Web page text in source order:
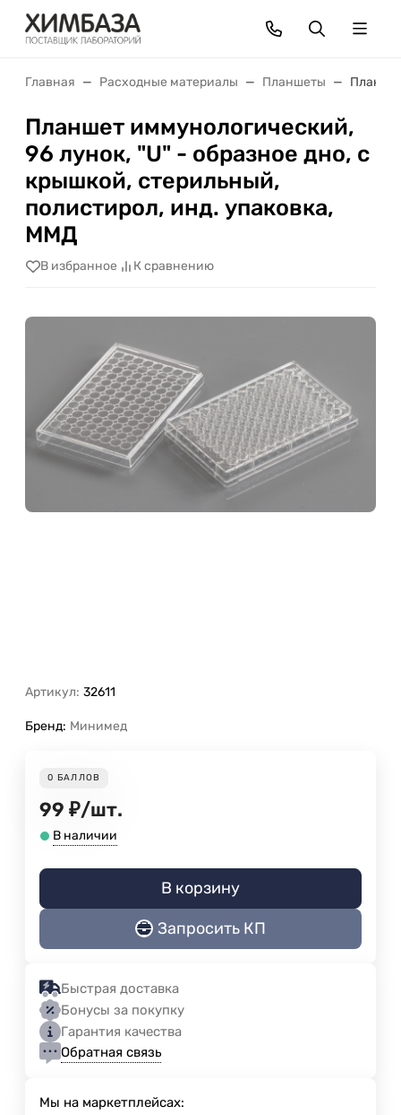
Главная Расходные материалы Планшеты
Планшет иммунологический,
96 лунок, "U" - образное дно, с
крышкой, стерильный,
полистирол, инд. упаковка,
ММД
В избранное К сравнению
Артикул: 32611
Бренд: Минимед
0 БАЛЛОВ
99 ₽/шт.
В наличии
В корзину
Запросить КП
Быстрая доставка
Бонусы за покупку
Гарантия качества
Обратная связь
Мы на маркетплейсах: